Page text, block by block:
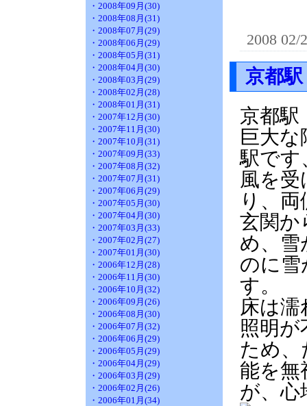
・2008年09月(30)
・2008年08月(31)
・2008年07月(29)
・2008年06月(29)
・2008年05月(31)
・2008年04月(30)
・2008年03月(29)
・2008年02月(28)
・2008年01月(31)
・2007年12月(30)
・2007年11月(30)
・2007年10月(31)
・2007年09月(33)
・2007年08月(32)
・2007年07月(31)
・2007年06月(29)
・2007年05月(30)
・2007年04月(30)
・2007年03月(33)
・2007年02月(27)
・2007年01月(30)
・2006年12月(28)
・2006年11月(30)
・2006年10月(32)
・2006年09月(26)
・2006年08月(30)
・2006年07月(32)
・2006年06月(29)
・2006年05月(29)
・2006年04月(29)
・2006年03月(29)
・2006年02月(26)
・2006年01月(34)
2008 02/
京都駅
京都駅
巨大
駅です
風を
り、
玄関か
め、雪
のに雪
す。
床は
照明が
ため
能を無
が、心